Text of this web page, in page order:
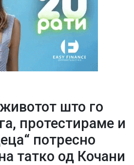
што го
протестираме и
потресно
татко од Кочани